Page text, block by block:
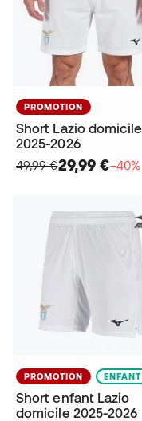
PROMOTION
Short Lazio domicile
2025-2026
49,99 €29,99 €−40%
PROMOTION ENFANT
Short enfant Lazio
domicile 2025-2026